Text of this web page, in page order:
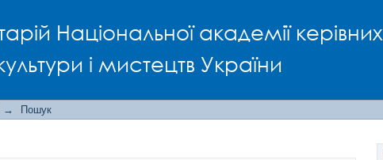
Національної академії керівних
і мистецтв України
→ Пошук